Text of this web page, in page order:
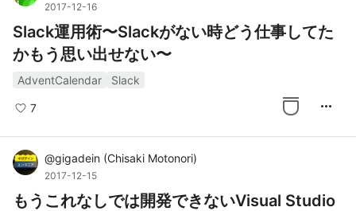
2017-12-16
Slack運用術〜Slackがない時どう仕事してた
かもう思い出せない〜
AdventCalendar Slack
7 more_horiz
@gigadein (Chisaki Motonori)
2017-12-15
もうこれなしでは開発できないVisual Studio